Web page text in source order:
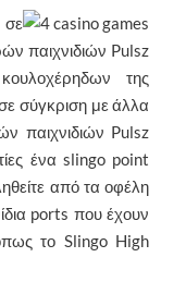
σε
παιχνιδιών Pulsz
της
σύγκριση με άλλα
παιχνιδιών Pulsz
ένα slingo point
από τα οφέλη
ports που έχουν
το Slingo High